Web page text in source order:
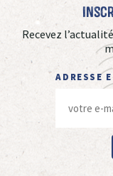
Recevez
ADRESSE